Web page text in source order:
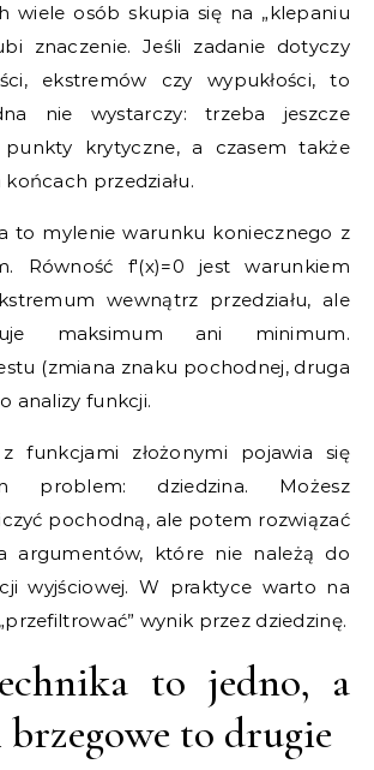
wiele osób skupia się na „klepaniu
znaczenie. Jeśli zadanie dotyczy
ekstremów czy wypukłości, to
nie wystarczy: trzeba jeszcze
punkty krytyczne, a czasem także
przedziału.
to mylenie warunku koniecznego z
Równość f′(x)=0 jest warunkiem
wewnątrz przedziału, ale
maksimum ani minimum.
(zmiana znaku pochodnej, druga
analizy funkcji.
funkcjami złożonymi pojawia się
problem: dziedzina. Możesz
pochodną, ale potem rozwiązać
argumentów, które nie należą do
wyjściowej. W praktyce warto na
wynik przez dziedzinę.
to jedno, a
to drugie